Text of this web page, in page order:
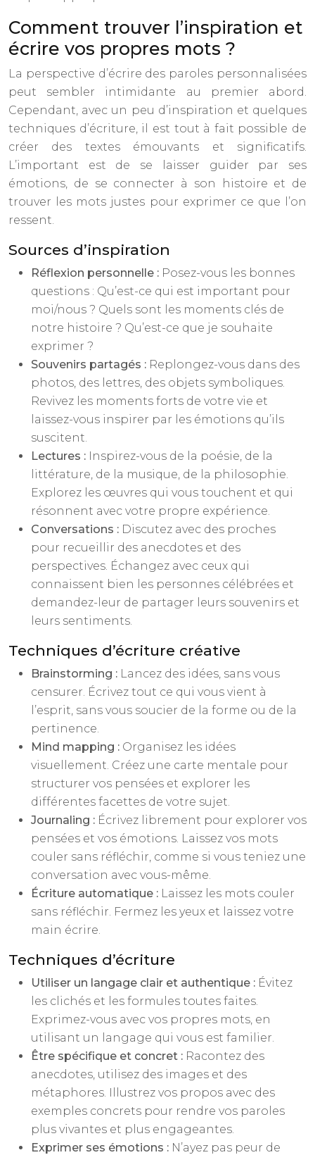
Comment trouver l’inspiration et
écrire vos propres mots ?
La perspective d’écrire des paroles personnalisées
peut sembler intimidante au premier abord.
Cependant, avec un peu d’inspiration et quelques
techniques d’écriture, il est tout à fait possible de
créer des textes émouvants et significatifs.
L’important est de se laisser guider par ses
émotions, de se connecter à son histoire et de
trouver les mots justes pour exprimer ce que l’on
ressent.
Sources d’inspiration
Réflexion personnelle : Posez-vous les bonnes
questions : Qu’est-ce qui est important pour
moi/nous ? Quels sont les moments clés de
notre histoire ? Qu’est-ce que je souhaite
exprimer ?
Souvenirs partagés : Replongez-vous dans des
photos, des lettres, des objets symboliques.
Revivez les moments forts de votre vie et
laissez-vous inspirer par les émotions qu’ils
suscitent.
Lectures : Inspirez-vous de la poésie, de la
littérature, de la musique, de la philosophie.
Explorez les œuvres qui vous touchent et qui
résonnent avec votre propre expérience.
Conversations : Discutez avec des proches
pour recueillir des anecdotes et des
perspectives. Échangez avec ceux qui
connaissent bien les personnes célébrées et
demandez-leur de partager leurs souvenirs et
leurs sentiments.
Techniques d’écriture créative
Brainstorming : Lancez des idées, sans vous
censurer. Écrivez tout ce qui vous vient à
l’esprit, sans vous soucier de la forme ou de la
pertinence.
Mind mapping : Organisez les idées
visuellement. Créez une carte mentale pour
structurer vos pensées et explorer les
différentes facettes de votre sujet.
Journaling : Écrivez librement pour explorer vos
pensées et vos émotions. Laissez vos mots
couler sans réfléchir, comme si vous teniez une
conversation avec vous-même.
Écriture automatique : Laissez les mots couler
sans réfléchir. Fermez les yeux et laissez votre
main écrire.
Techniques d’écriture
Utiliser un langage clair et authentique : Évitez
les clichés et les formules toutes faites.
Exprimez-vous avec vos propres mots, en
utilisant un langage qui vous est familier.
Être spécifique et concret : Racontez des
anecdotes, utilisez des images et des
métaphores. Illustrez vos propos avec des
exemples concrets pour rendre vos paroles
plus vivantes et plus engageantes.
Exprimer ses émotions : N’ayez pas peur de